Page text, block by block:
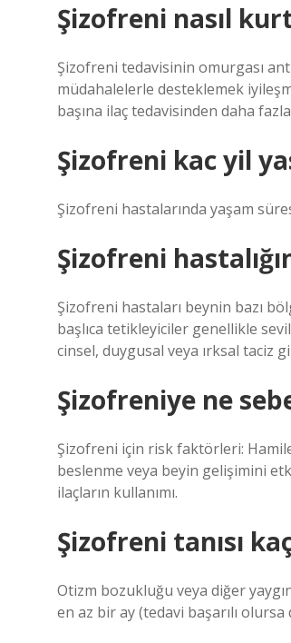
Şizofreni nasıl
Şizofreni tedavisinin omurgası
müdahalelerle desteklemek
başına ilaç tedavisinden daha
Şizofreni kac yil
Şizofreni hastalarında yaşam
Şizofreni
Şizofreni hastaları beynin bazı
başlıca tetikleyiciler genellikle
cinsel, duygusal veya ırksal taciz
Şizofreniye ne
Şizofreni için risk faktörleri:
beslenme veya beyin gelişimini
ilaçların kullanımı.
Şizofreni tanısı
Otizm bozukluğu veya diğer
en az bir ay (tedavi başarılı